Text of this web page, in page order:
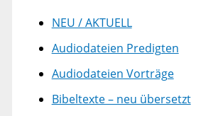
NEU / AKTUELL
Audiodateien Predigten
Audiodateien Vorträge
Bibeltexte – neu übersetzt